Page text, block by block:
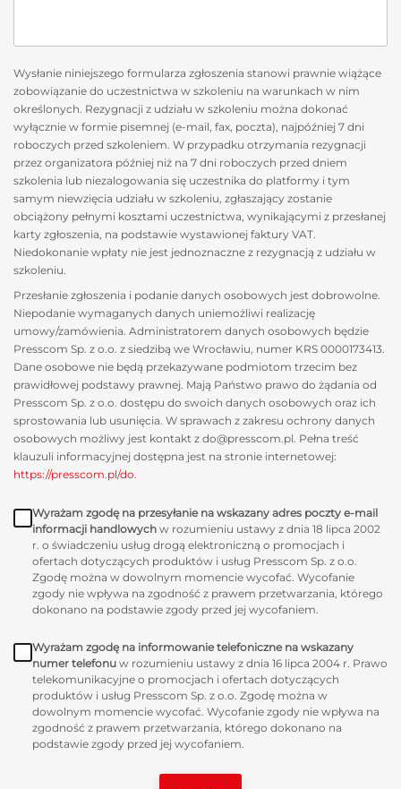
Wysłanie niniejszego formularza zgłoszenia stanowi prawnie wiążące
zobowiązanie do uczestnictwa w szkoleniu na warunkach w nim
określonych. Rezygnacji z udziału w szkoleniu można dokonać
wyłącznie w formie pisemnej (e-mail, fax, poczta), najpóźniej 7 dni
roboczych przed szkoleniem. W przypadku otrzymania rezygnacji
przez organizatora później niż na 7 dni roboczych przed dniem
szkolenia lub niezalogowania się uczestnika do platformy i tym
samym niewzięcia udziału w szkoleniu, zgłaszający zostanie
obciążony pełnymi kosztami uczestnictwa, wynikającymi z przesłanej
karty zgłoszenia, na podstawie wystawionej faktury VAT.
Niedokonanie wpłaty nie jest jednoznaczne z rezygnacją z udziału w
szkoleniu.
Przesłanie zgłoszenia i podanie danych osobowych jest dobrowolne.
Niepodanie wymaganych danych uniemożliwi realizację
umowy/zamówienia. Administratorem danych osobowych będzie
Presscom Sp. z o.o. z siedzibą we Wrocławiu, numer KRS 0000173413.
Dane osobowe nie będą przekazywane podmiotom trzecim bez
prawidłowej podstawy prawnej. Mają Państwo prawo do żądania od
Presscom Sp. z o.o. dostępu do swoich danych osobowych oraz ich
sprostowania lub usunięcia. W sprawach z zakresu ochrony danych
osobowych możliwy jest kontakt z do@presscom.pl. Pełna treść
klauzuli informacyjnej dostępna jest na stronie internetowej:
https://presscom.pl/do.
Wyrażam zgodę na przesyłanie na wskazany adres poczty e-mail
informacji handlowych w rozumieniu ustawy z dnia 18 lipca 2002
r. o świadczeniu usług drogą elektroniczną o promocjach i
ofertach dotyczących produktów i usług Presscom Sp. z o.o.
Zgodę można w dowolnym momencie wycofać. Wycofanie
zgody nie wpływa na zgodność z prawem przetwarzania, którego
dokonano na podstawie zgody przed jej wycofaniem.
Wyrażam zgodę na informowanie telefoniczne na wskazany
numer telefonu w rozumieniu ustawy z dnia 16 lipca 2004 r. Prawo
telekomunikacyjne o promocjach i ofertach dotyczących
produktów i usług Presscom Sp. z o.o. Zgodę można w
dowolnym momencie wycofać. Wycofanie zgody nie wpływa na
zgodność z prawem przetwarzania, którego dokonano na
podstawie zgody przed jej wycofaniem.